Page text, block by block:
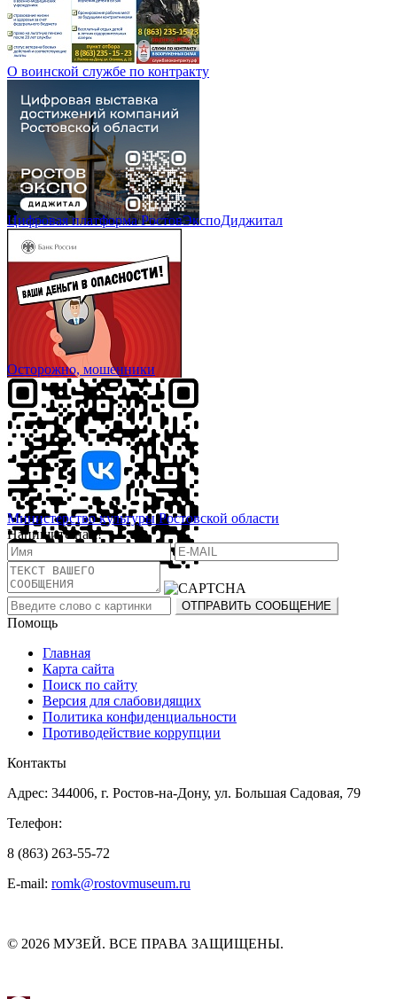
О воинской службе по контракту
Цифровая платформа РостовЭкспоДиджитал
Осторожно, мошенники
Министерство культуры Ростовской области
Напишите нам!
Помощь
Главная
Карта сайта
Поиск по сайту
Версия для слабовидящих
Политика конфиденциальности
Противодействие коррупции
Контакты
Адрес: 344006, г. Ростов-на-Дону, ул. Большая Садовая, 79
Телефон:
8 (863) 263-55-72
E-mail: romk@rostovmuseum.ru
© 2026 МУЗЕЙ. ВСЕ ПРАВА ЗАЩИЩЕНЫ.